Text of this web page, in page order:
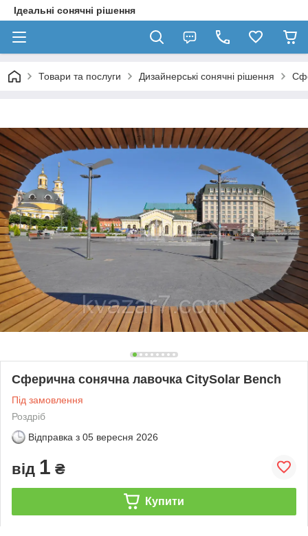
Ідеальні сонячні рішення
Товари та послуги Дизайнерські сонячні рішення
Сферична сонячна лавочка CitySolar Bench
Під замовлення
Роздріб
Відправка з 05 вересня 2026
від 1 ₴
Купити